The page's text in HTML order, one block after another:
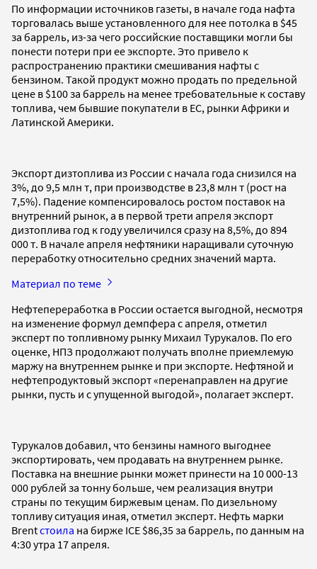
По информации источников газеты, в начале года нафта
торговалась выше установленного для нее потолка в $45
за баррель, из-за чего российские поставщики могли бы
понести потери при ее экспорте. Это привело к
распространению практики смешивания нафты с
бензином. Такой продукт можно продать по предельной
цене в $100 за баррель на менее требовательные к составу
топлива, чем бывшие покупатели в ЕС, рынки Африки и
Латинской Америки.
Экспорт дизтоплива из России с начала года снизился на
3%, до 9,5 млн т, при производстве в 23,8 млн т (рост на
7,5%). Падение компенсировалось ростом поставок на
внутренний рынок, а в первой трети апреля экспорт
дизтоплива год к году увеличился сразу на 8,5%, до 894
000 т. В начале апреля нефтяники наращивали суточную
переработку относительно средних значений марта.
Материал по теме
Нефтепереработка в России остается выгодной, несмотря
на изменение формул демпфера с апреля, отметил
эксперт по топливному рынку Михаил Турукалов. По его
оценке, НПЗ продолжают получать вполне приемлемую
маржу на внутреннем рынке и при экспорте. Нефтяной и
нефтепродуктовый экспорт «перенаправлен на другие
рынки, пусть и с упущенной выгодой», полагает эксперт.
Турукалов добавил, что бензины намного выгоднее
экспортировать, чем продавать на внутреннем рынке.
Поставка на внешние рынки может принести на 10 000-13
000 рублей за тонну больше, чем реализация внутри
страны по текущим биржевым ценам. По дизельному
топливу ситуация иная, отметил эксперт. Нефть марки
Brentстоила на бирже ICE $86,35 за баррель, по данным на
4:30 утра 17 апреля.